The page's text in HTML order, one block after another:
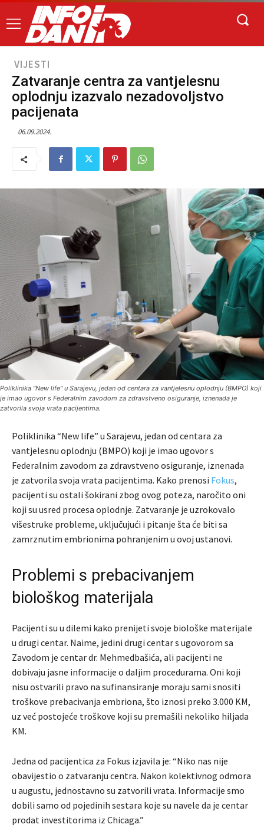
VIJESTI
Zatvaranje centra za vantjelesnu
oplodnju izazvalo nezadovoljstvo
pacijenata
06.09.2024.
Poliklinika "New life" u Sarajevu, jedan od centara za vantjelesnu oplodnju (BMPO) koji
je imao ugovor s Federalnim zavodom za zdravstveno osiguranje, iznenada je
zatvorila svoja vrata pacijentima.
Poliklinika “New life” u Sarajevu, jedan od centara za
vantjelesnu oplodnju (BMPO) koji je imao ugovor s
Federalnim zavodom za zdravstveno osiguranje, iznenada
je zatvorila svoja vrata pacijentima. Kako prenosi Fokus,
pacijenti su ostali šokirani zbog ovog poteza, naročito oni
koji su usred procesa oplodnje. Zatvaranje je uzrokovalo
višestruke probleme, uključujući i pitanje šta će biti sa
zamrznutim embrionima pohranjenim u ovoj ustanovi.
Problemi s prebacivanjem
biološkog materijala
Pacijenti su u dilemi kako prenijeti svoje biološke materijale
u drugi centar. Naime, jedini drugi centar s ugovorom sa
Zavodom je centar dr. Mehmedbašića, ali pacijenti ne
dobivaju jasne informacije o daljim procedurama. Oni koji
nisu ostvarili pravo na sufinansiranje moraju sami snositi
troškove prebacivanja embriona, što iznosi preko 3.000 KM,
uz već postojeće troškove koji su premašili nekoliko hiljada
KM.
Jedna od pacijentica za Fokus izjavila je: “Niko nas nije
obavijestio o zatvaranju centra. Nakon kolektivnog odmora
u augustu, jednostavno su zatvorili vrata. Informacije smo
dobili samo od pojedinih sestara koje su navele da je centar
prodat investitorima iz Chicaga.”